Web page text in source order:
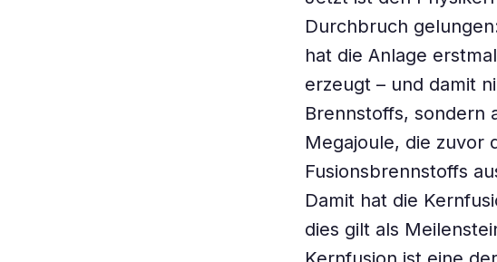
Durchbruch
hat die Anlage
erzeugt – und damit
Brennstoffs, sondern
Megajoule, die zuvor
Fusionsbrennstoffs
Damit hat die
dies gilt als